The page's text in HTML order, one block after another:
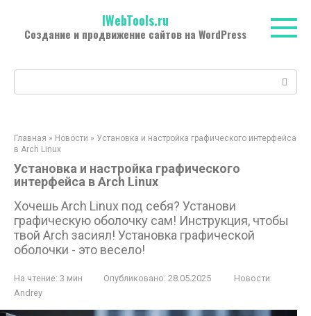
контенту
IWebTools.ru
Создание и продвижение сайтов на WordPress
Поиск:
Главная » Новости » Установка и настройка графического интерфейса
в Arch Linux
Установка и настройка графического
интерфейса в Arch Linux
Хочешь Arch Linux под себя? Установи
графическую оболочку сам! Инструкция, чтобы
твой Arch засиял! Установка графической
оболочки - это весело!
На чтение: 3 мин Опубликовано: 28.05.2025
Новости
Andrey